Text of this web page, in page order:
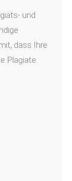
und
dass Ihre
Plagiate.